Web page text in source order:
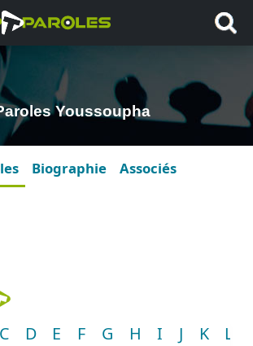
Youssoupha
Biographie Associés
C D E F G H I J K L